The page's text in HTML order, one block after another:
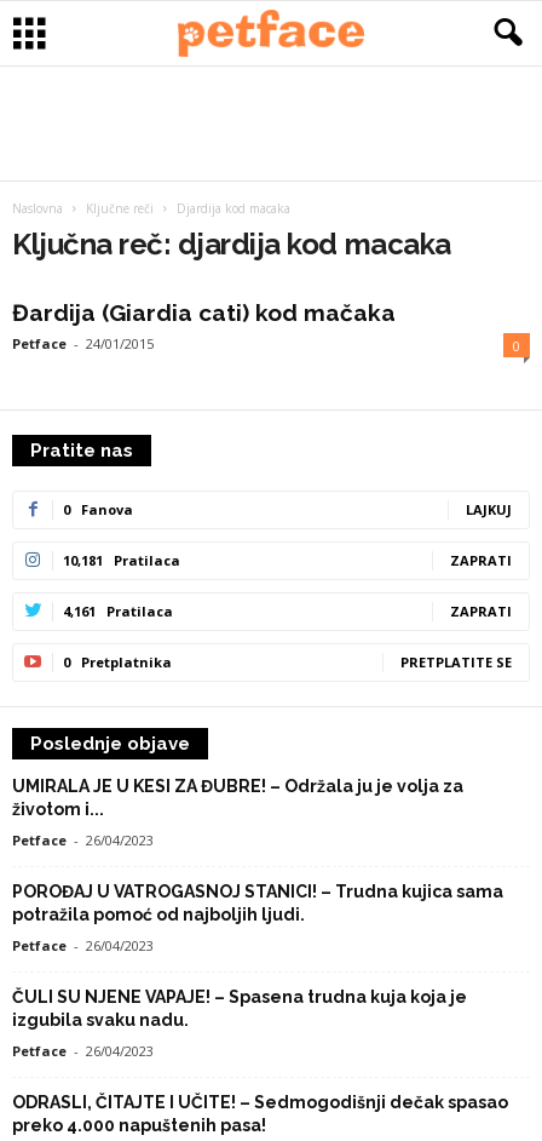
Naslovna Ključne reči Djardija kod macaka
Ključna reč: djardija kod macaka
Đardija (Giardia cati) kod mačaka
Petface - 24/01/2015 0
Pratite nas
0 Fanova LAJKUJ
10,181 Pratilaca ZAPRATI
4,161 Pratilaca ZAPRATI
0 Pretplatnika PRETPLATITE SE
Poslednje objave
UMIRALA JE U KESI ZA ĐUBRE! – Održala ju je volja za
životom i...
Petface - 26/04/2023
POROĐAJ U VATROGASNOJ STANICI! – Trudna kujica sama
potražila pomoć od najboljih ljudi.
Petface - 26/04/2023
ČULI SU NJENE VAPAJE! – Spasena trudna kuja koja je
izgubila svaku nadu.
Petface - 26/04/2023
ODRASLI, ČITAJTE I UČITE! – Sedmogodišnji dečak spasao
preko 4.000 napuštenih pasa!